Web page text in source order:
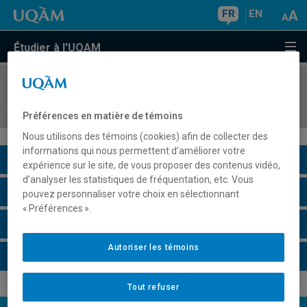
FR EN
Étudier à l'UQAM
COURS//
Description du cours
Horaire - Été 2026
Préférences en matière de témoins
Nous utilisons des témoins (cookies) afin de collecter des
informations qui nous permettent d’améliorer votre
expérience sur le site, de vous proposer des contenus vidéo,
d’analyser les statistiques de fréquentation, etc. Vous
pouvez personnaliser votre choix en sélectionnant
« Préférences ».
Tout refuser
Autoriser les témoins